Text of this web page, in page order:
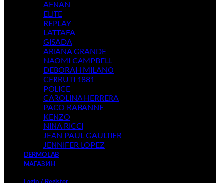
AFNAN
ELITE
REPLAY
LATTAFA
GISADA
ARIANA GRANDE
NAOMI CAMPBELL
DEBORAH MILANO
CERRUTI 1881
POLICE
CAROLINA HERRERA
PACO RABANNE
KENZO
NINA RICCI
JEAN PAUL GAULTIER
JENNIFER LOPEZ
DERMOLAB
МАГАЗИН